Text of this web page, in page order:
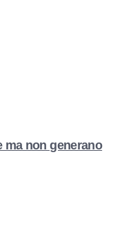
ma non generano